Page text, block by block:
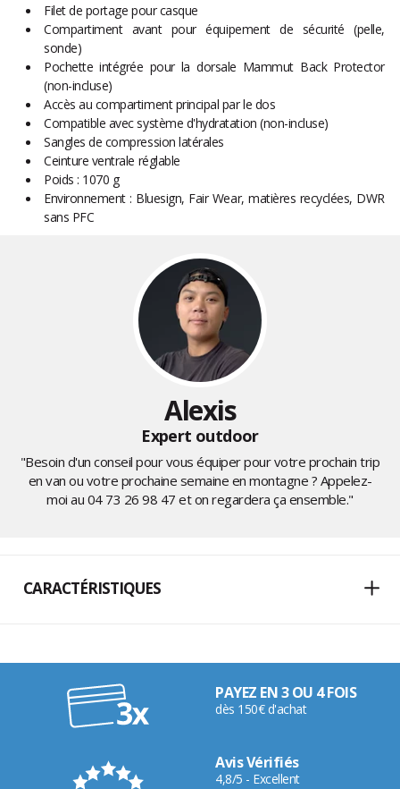
Filet de portage pour casque
Compartiment avant pour équipement de sécurité (pelle,
sonde)
Pochette intégrée pour la dorsale Mammut Back Protector
(non-incluse)
Accès au compartiment principal par le dos
Compatible avec système d'hydratation (non-incluse)
Sangles de compression latérales
Ceinture ventrale réglable
Poids : 1070 g
Environnement : Bluesign, Fair Wear, matières recyclées, DWR
sans PFC
Alexis
Expert outdoor
"Besoin d'un conseil pour vous équiper pour votre prochain trip
en van ou votre prochaine semaine en montagne ? Appelez-
moi au 04 73 26 98 47 et on regardera ça ensemble."
CARACTÉRISTIQUES
PAYEZ EN 3 OU 4 FOIS
dès 150€ d'achat
Avis Vérifiés
4,8/5 - Excellent